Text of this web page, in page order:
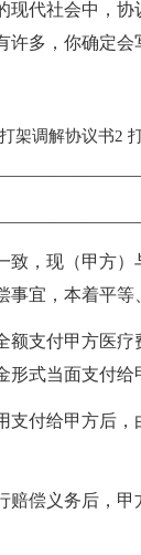
现代社会中，协
许多，你确定
致，现（甲方）
事宜，本着平等
额支付甲方医
形式当面支付给
支付给甲方后
赔偿义务后，
打架调解协议书2